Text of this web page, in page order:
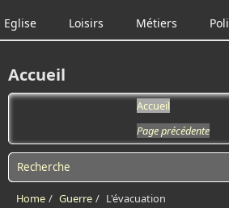
Eglise Loisirs Métiers
Accueil
Accueil
Page précédente
Search form
Home / Guerre / L'évacuation